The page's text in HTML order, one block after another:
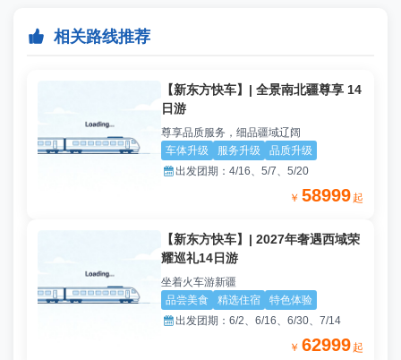
 相关路线推荐
【新东方快车】| 全景南北疆尊享 14
日游
尊享品质服务，细品疆域辽阔
车体升级
服务升级 品质升级
出发团期：4/16、5/7、5/20
￥ 58999 起
【新东方快车】| 2027年奢遇西域荣
耀巡礼14日游
坐着火车游新疆
品尝美食
精选住宿 特色体验
出发团期：6/2、6/16、6/30、7/14
￥ 62999 起